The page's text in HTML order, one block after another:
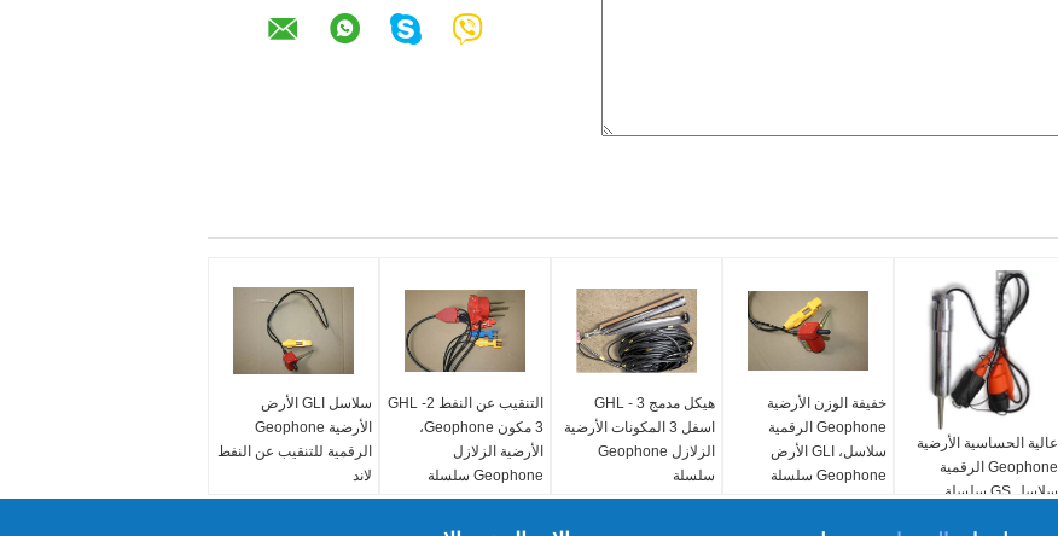
سلاسل GLI الأرض
الأرضية Geophone
الرقمية للتنقيب عن النفط
لاند
التنقيب عن النفط GHL -2
3 مكون Geophone،
الأرضية الزلازل
Geophone سلسلة
هيكل مدمج GHL - 3
اسفل 3 المكونات الأرضية
الزلازل Geophone
سلسلة
خفيفة الوزن الأرضية
Geophone الرقمية
سلاسل، GLI الأرض
Geophone سلسلة
عالية الحساسية الأرضية
Geophone الرقمية
سلاسل GS سلسلة